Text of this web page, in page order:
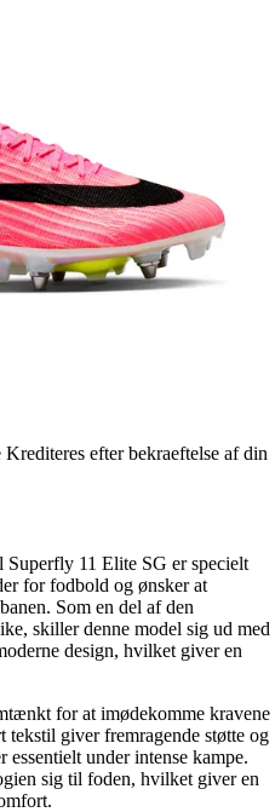
Krediteres efter bekraeftelse af din
11 Elite SG er specielt
for fodbold og ønsker at
Som en del af den
skiller denne model sig ud med
design, hvilket giver en
for at imødekomme kravene
tekstil giver fremragende støtte og
under intense kampe.
sig til foden, hvilket giver en